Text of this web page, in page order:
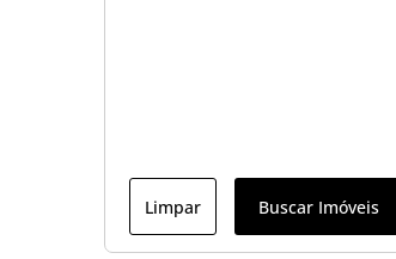
Limpar Buscar Imóveis